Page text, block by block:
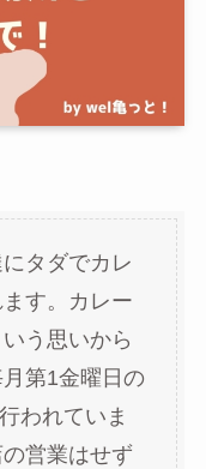
タダでカレ
す。カレー
う思いから
第1金曜日の
われていま
営業はせず